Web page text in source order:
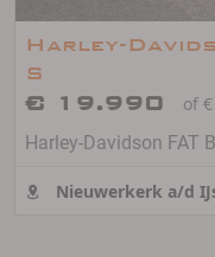
Harley-
S
€ 19.990
of
Harley-Davidson FAT
Nieuwerkerk a/d